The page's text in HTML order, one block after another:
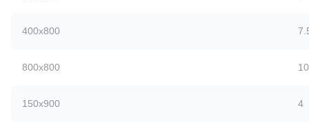
400x800
800x800 10
150x900 4